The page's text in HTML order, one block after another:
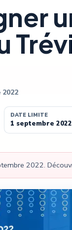
2022
DATE LIMITE
1 septembre 2022
2022.